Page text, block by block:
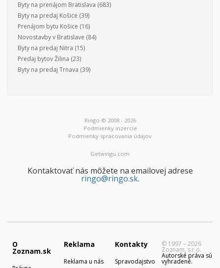
Byty na prenájom Bratislava (683)
Byty na predaj Košice (39)
Prenájom bytu Košice (16)
Novostavby v Bratislave (84)
Byty na predaj Nitra (15)
Predaj bytov Žilina (23)
Byty na predaj Trnava (39)
Ringo © 2008 - 2026
Podmienky inzercie
Podmienky spracovania údajov
Getwingu.com
Kontaktovať nás môžete na emailovej adrese
ringo@ringo.sk.
O
Zoznam.sk
Reklama
Reklama u nás
Kontakty
Spravodajstvo
© 1997 – 2026
Zoznam, s.r.o.
Autorské práva sú
vyhradené.